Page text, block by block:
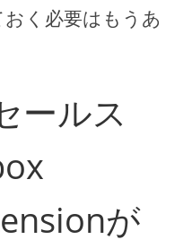
く必要はもうあ
ールス
が